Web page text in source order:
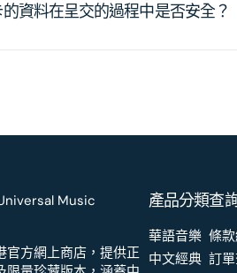
資料在呈交的過程中是否安全？
官方網上商店，提供正
產品分類
華語音樂
中文經典
查
條
訂